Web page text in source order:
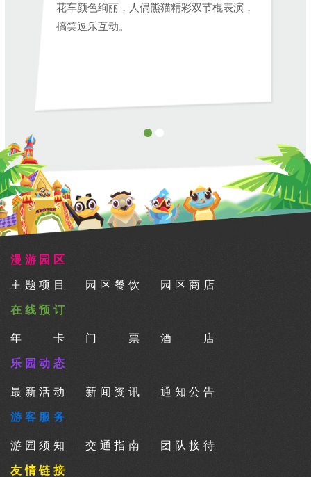
花车颜色绚丽，人偶熊猫精彩双节棍表演，
搞笑逗乐互动。
漫游园区
主题项目 园区餐饮 园区商店
在线预订
年卡 门票 酒店
乐园动态
最新活动 新闻资讯 通知公告
游客服务
游园须知 交通指南 团队接待
友情链接